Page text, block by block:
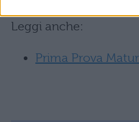
Leggi anche:
Prima Prova